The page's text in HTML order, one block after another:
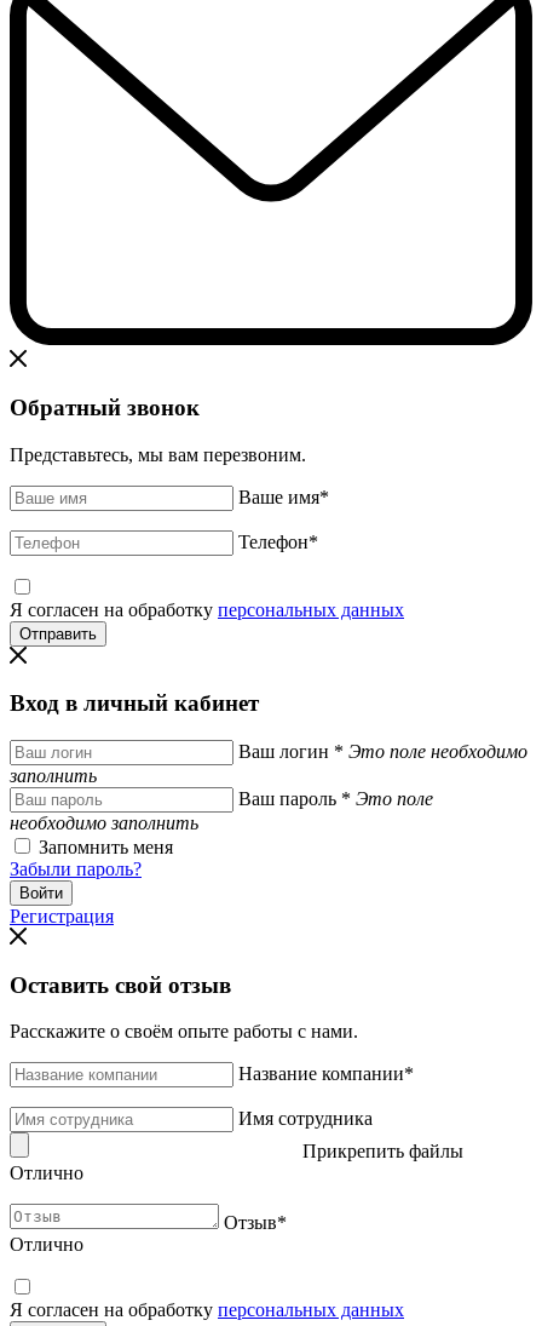
Обратный звонок
Представьтесь, мы вам перезвоним.
Ваше имя*
Телефон*
Я согласен на обработку персональных данных
Вход в личный кабинет
Ваш логин * Это поле необходимо
заполнить
Ваш пароль * Это поле
необходимо заполнить
Запомнить меня
Забыли пароль?
Регистрация
Оставить свой отзыв
Расскажите о своём опыте работы с нами.
Название компании*
Имя сотрудника
Прикрепить файлы
Отлично
Отзыв*
Отлично
Я согласен на обработку персональных данных